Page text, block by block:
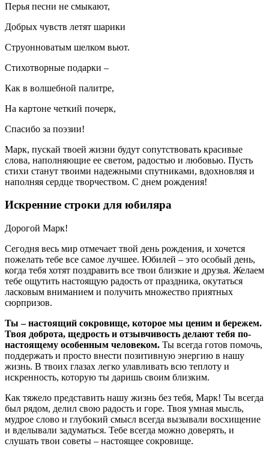
Перья песни не смыкают,
Добрых чувств летят шарики
Струонноватым шелком вьют.
Стихотворные подарки –
Как в волшебной палитре,
На картоне четкий почерк,
Спасибо за поэзии!
Марк, пускай твоей жизни будут сопутствовать красивые
слова, наполняющие ее светом, радостью и любовью. Пусть
стихи станут твоими надежными спутниками, вдохновляя и
наполняя сердце творчеством. С днем рождения!
Искренние строки для юбиляра
Дорогой Марк!
Сегодня весь мир отмечает твой день рождения, и хочется
пожелать тебе все самое лучшее. Юбилей – это особый день,
когда тебя хотят поздравить все твои близкие и друзья. Желаем
тебе ощутить настоящую радость от праздника, окутаться
ласковым вниманием и получить множество приятных
сюрпризов.
Ты – настоящий сокровище, которое мы ценим и бережем.
Твоя доброта, щедрость и отзывчивость делают тебя по-
настоящему особенным человеком. Ты всегда готов помочь,
поддержать и просто внести позитивную энергию в нашу
жизнь. В твоих глазах легко улавливать всю теплоту и
искренность, которую ты даришь своим близким.
Как тяжело представить нашу жизнь без тебя, Марк! Ты всегда
был рядом, делил свою радость и горе. Твоя умная мысль,
мудрое слово и глубокий смысл всегда вызывали восхищение
и вделывали задуматься. Тебе всегда можно доверять, и
слушать твои советы – настоящее сокровище.